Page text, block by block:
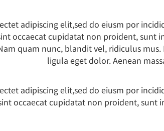
adipiscing elit,sed do eiusm por
occaecat cupidatat non proident,
quam nunc, blandit vel, ridiculus
ligula eget dolor. Aenean
adipiscing elit,sed do eiusm por
occaecat cupidatat non proident,